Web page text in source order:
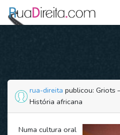
rua-direita publicou: Griots
História africana
Numa cultura oral